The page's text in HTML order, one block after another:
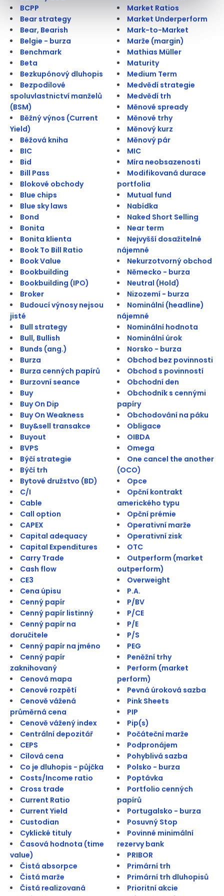
BCPP
Bear strategy
Bear, Bearish
Belgie - burza
Benchmark
Beta
Bezkupónový dluhopis
Bezpodílové
spoluvlastnictví manželů
(BSM)
Běžný výnos (Current
Yield)
Béžová kniha
BIC
Bid
Bill Pass
Blokové obchody
Blue chips
Blue sky laws
Bond
Bonita
Bonita klienta
Book To Bill Ratio
Book Value
Bookbuilding
Bookbuilding (IPO)
Broker
Budoucí výnosy nejsou
jisté
Bull strategy
Bull, Bullish
Bunds (ang.)
Burza
Burza cenných papírů
Burzovní seance
Buy
Buy On Dip
Buy On Weakness
Buy&sell transakce
Buyout
BVPS
Býčí strategie
Býčí trh
Bytové družstvo (BD)
C/I
Cable
Call option
CAPEX
Capital adequacy
Capital Expenditures
Carry Trade
Cash flow
CE3
Cena úpisu
Cenný papír
Cenný papír listinný
Cenný papír na
doručitele
Cenný papír na jméno
Cenný papír
zaknihovaný
Cenová mapa
Cenové rozpětí
Cenově vážená
průměrná cena
Cenově vážený index
Centrální depozitář
CEPS
Cílová cena
Co je dluhopis - půjčka
Costs/Income ratio
Cross trade
Current Ratio
Current Yield
Custodian
Cyklické tituly
Časová hodnota (time
value)
Čistá absorpce
Čistá marže
Čistá realizovaná
Market Ratios
Market Underperform
Mark-to-Market
Marže (margin)
Mathias Müller
Maturity
Medium Term
Medvědí strategie
Medvědí trh
Měnové spready
Měnové trhy
Měnový kurz
Měnový pár
MIC
Míra neobsazenosti
Modifikovaná durace
portfolia
Mutual fund
Nabídka
Naked Short Selling
Near term
Nejvyšší dosažitelné
nájemné
Nekurzotvorný obchod
Německo - burza
Neutral (Hold)
Nizozemí - burza
Nominální (headline)
nájemné
Nominální hodnota
Nominální úrok
Norsko - burza
Obchod bez povinnosti
Obchod s povinností
Obchodní den
Obchodník s cennými
papíry
Obchodování na páku
Obligace
OIBDA
Omega
One cancel the another
(OCO)
Opce
Opční kontrakt
amerického typu
Opční prémie
Operativní marže
Operativní zisk
OTC
Outperform (market
outperform)
Overweight
P.A.
P/BV
P/CE
P/E
P/S
PEG
Peněžní trhy
Perform (market
perform)
Pevná úroková sazba
Pink Sheets
PIP
Pip(s)
Počáteční marže
Podpronájem
Pohyblivá sazba
Polsko - burza
Poptávka
Portfolio cenných
papírů
Portugalsko - burza
Posuvný Stop
Povinné minimální
rezervy bank
PRIBOR
Primární trh
Primární trh dluhopisů
Prioritní akcie